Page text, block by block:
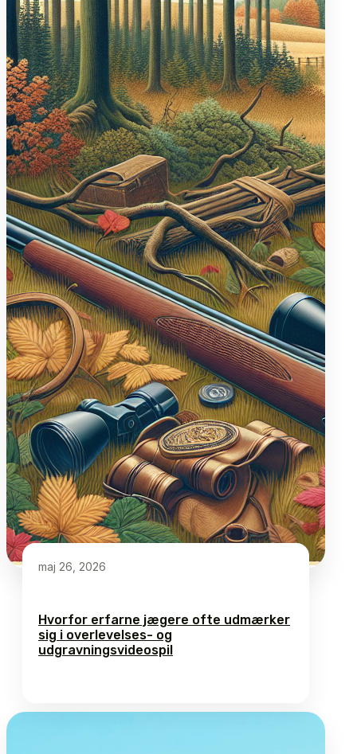
maj 26, 2026
Hvorfor erfarne jægere ofte udmærker
sig i overlevelses- og
udgravningsvideospil